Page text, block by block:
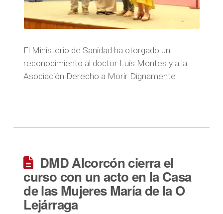
El Ministerio de Sanidad ha otorgado un
reconocimiento al doctor Luis Montes y a la
Asociación Derecho a Morir Dignamente
DMD Alcorcón cierra el
curso con un acto en la Casa
de las Mujeres María de la O
Lejárraga